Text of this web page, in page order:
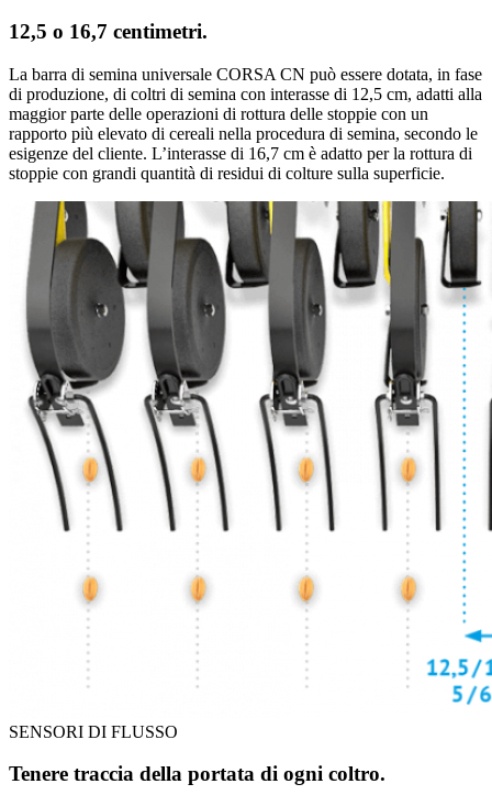
12,5 o 16,7 centimetri.
La barra di semina universale CORSA CN può essere dotata, in fase
di produzione, di coltri di semina con interasse di 12,5 cm, adatti alla
maggior parte delle operazioni di rottura delle stoppie con un
rapporto più elevato di cereali nella procedura di semina, secondo le
esigenze del cliente. L’interasse di 16,7 cm è adatto per la rottura di
stoppie con grandi quantità di residui di colture sulla superficie.
SENSORI DI FLUSSO
Tenere traccia della portata di ogni coltro.